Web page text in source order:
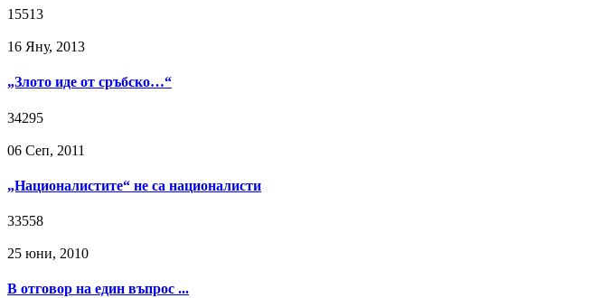
15513
16 Яну, 2013
„Злото иде от сръбско…“
34295
06 Сeп, 2011
„Националистите“ не са националисти
33558
25 юни, 2010
В отговор на един въпрос ...